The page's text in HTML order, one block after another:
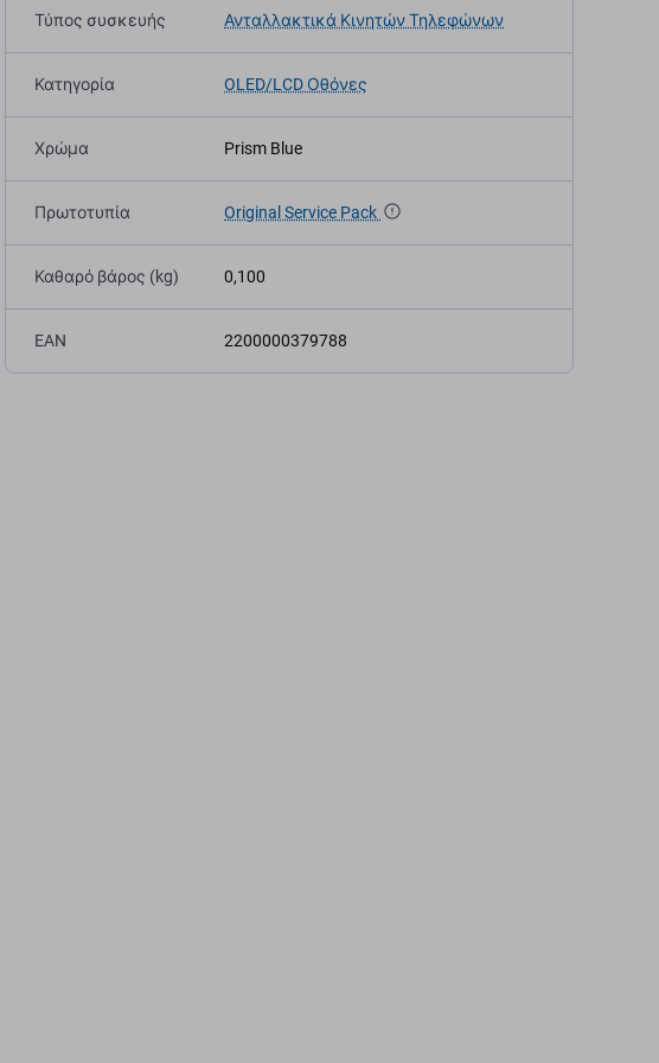
Τύπος συσκευής Ανταλλακτικά Κινητών Τηλεφώνων
Κατηγορία OLED/LCD Οθόνες
Χρώμα Prism Blue
Πρωτοτυπία Original Service Pack
Καθαρό βάρος (kg) 0,100
EAN 2200000379788